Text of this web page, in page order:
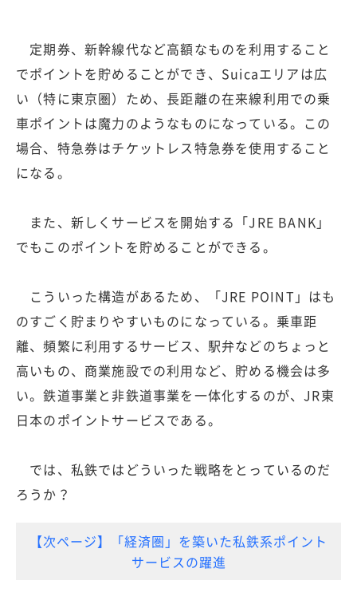
定期券、新幹線代など高額なものを利用すること
でポイントを貯めることができ、Suicaエリアは広
い（特に東京圏）ため、長距離の在来線利用での乗
車ポイントは魔力のようなものになっている。この
場合、特急券はチケットレス特急券を使用すること
になる。
また、新しくサービスを開始する「JRE BANK」
でもこのポイントを貯めることができる。
こういった構造があるため、「JRE POINT」はも
のすごく貯まりやすいものになっている。乗車距
離、頻繁に利用するサービス、駅弁などのちょっと
高いもの、商業施設での利用など、貯める機会は多
い。鉄道事業と非鉄道事業を一体化するのが、JR東
日本のポイントサービスである。
では、私鉄ではどういった戦略をとっているのだ
ろうか？
【次ページ】「経済圏」を築いた私鉄系ポイント
サービスの躍進